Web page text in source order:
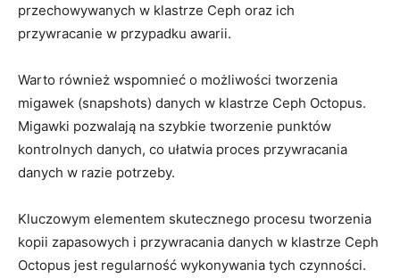
przechowywanych w‍ klastrze Ceph oraz ich
przywracanie w przypadku‌ awarii.
Warto również wspomnieć o⁤ możliwości ‌tworzenia
migawek‌ (snapshots) danych w klastrze Ceph Octopus.
Migawki pozwalają na szybkie tworzenie punktów
kontrolnych ⁣danych, co⁢ ułatwia proces przywracania
danych ​w razie potrzeby.
Kluczowym ⁤elementem skutecznego procesu‍ tworzenia
kopii zapasowych i przywracania danych⁢ w klastrze Ceph
Octopus jest regularność wykonywania tych czynności.